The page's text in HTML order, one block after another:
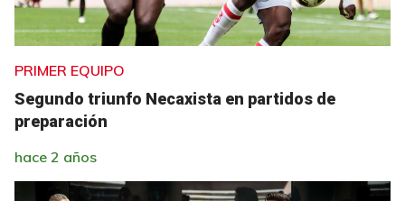
PRIMER EQUIPO
Segundo triunfo Necaxista en partidos de
preparación
hace 2 años